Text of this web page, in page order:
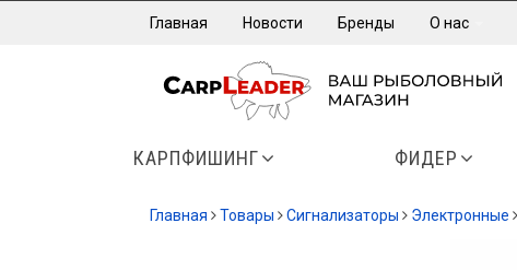
Главная Новости Бренды О нас
КАРПФИШИНГ ФИДЕР
Главная Товары Сигнализаторы Электронные